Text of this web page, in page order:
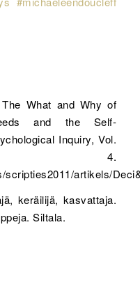
What and Why of
and the Self-
Inquiry, Vol.
4.
artikels/
keräilijä, kasvattaja.
Siltala.